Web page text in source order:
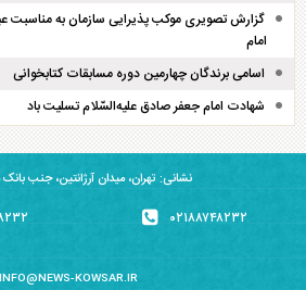
گزارش تصویری موکب پذیرایی سازمان به مناسبت
امام
اسامی برندگان چهارمین دوره مسابقات کتابخوانی
شهادت امام جعفر صادق علیه‌السّلام تسلیت باد
نشانی: تهران، میدان آرژانتین، جنب بانک
۰۲۱۸۸۷۴۸۲۳۲
INFO@NEWS-KOWSAR.IR